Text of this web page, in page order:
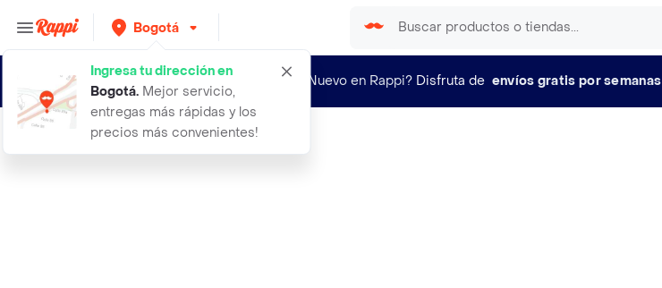
Bogotá
Ingresa tu dirección en
Bogotá. Mejor servicio,
entregas más rápidas y los
precios más convenientes!
¿Nuevo en Rappi? Disfruta de envíos gratis por semanas
175cm tripode y palo selfie control